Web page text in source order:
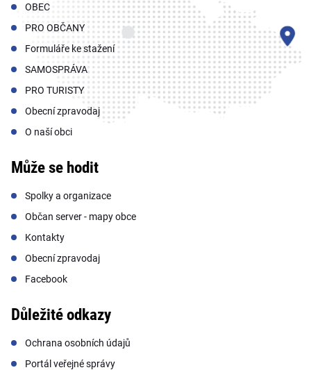
OBEC
PRO OBČANY
Formuláře ke stažení
SAMOSPRÁVA
PRO TURISTY
Obecní zpravodaj
O naší obci
Může se hodit
Spolky a organizace
Občan server - mapy obce
Kontakty
Obecní zpravodaj
Facebook
Důležité odkazy
Ochrana osobních údajů
Portál veřejné správy